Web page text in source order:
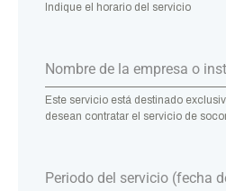
Indique el horario del servicio
Nombre de la empresa o
Este servicio está destinado
desean contratar el servicio de
Periodo del servicio (fecha